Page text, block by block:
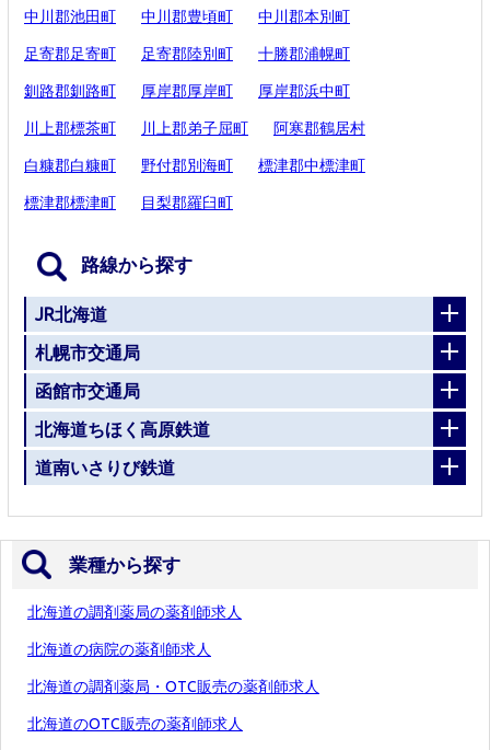
中川郡池田町 中川郡豊頃町 中川郡本別町
足寄郡足寄町 足寄郡陸別町 十勝郡浦幌町
釧路郡釧路町 厚岸郡厚岸町 厚岸郡浜中町
川上郡標茶町 川上郡弟子屈町 阿寒郡鶴居村
白糠郡白糠町 野付郡別海町 標津郡中標津町
標津郡標津町 目梨郡羅臼町
路線から探す
JR北海道
札幌市交通局
函館市交通局
北海道ちほく高原鉄道
道南いさりび鉄道
業種から探す
北海道の調剤薬局の薬剤師求人
北海道の病院の薬剤師求人
北海道の調剤薬局・OTC販売の薬剤師求人
北海道のOTC販売の薬剤師求人